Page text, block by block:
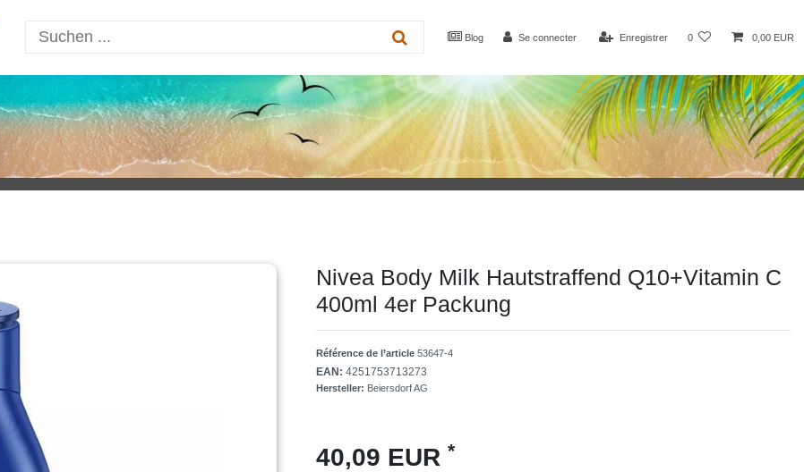
Blog Se connecter Enregistrer 0 0,00 EUR
Nivea Body Milk Hautstraffend Q10+Vitamin C
400ml 4er Packung
Référence de l’article 53647-4
EAN: 4251753713273
Hersteller: Beiersdorf AG
40,09 EUR *